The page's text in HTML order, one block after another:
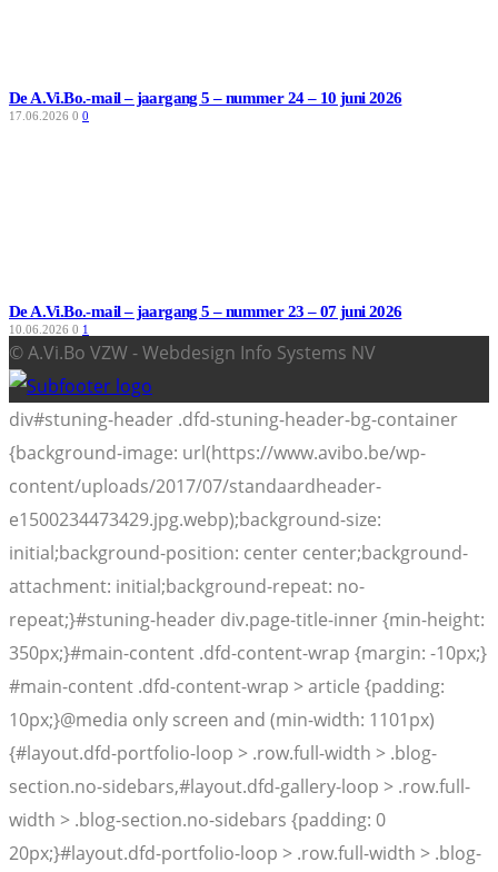
De A.Vi.Bo.-mail – jaargang 5 – nummer 24 – 10 juni 2026
17.06.2026 0 0
De A.Vi.Bo.-mail – jaargang 5 – nummer 23 – 07 juni 2026
10.06.2026 0 1
© A.Vi.Bo VZW - Webdesign Info Systems NV
div#stuning-header .dfd-stuning-header-bg-container
{background-image: url(https://www.avibo.be/wp-
content/uploads/2017/07/standaardheader-
e1500234473429.jpg.webp);background-size:
initial;background-position: center center;background-
attachment: initial;background-repeat: no-
repeat;}#stuning-header div.page-title-inner {min-height:
350px;}#main-content .dfd-content-wrap {margin: -10px;}
#main-content .dfd-content-wrap > article {padding:
10px;}@media only screen and (min-width: 1101px)
{#layout.dfd-portfolio-loop > .row.full-width > .blog-
section.no-sidebars,#layout.dfd-gallery-loop > .row.full-
width > .blog-section.no-sidebars {padding: 0
20px;}#layout.dfd-portfolio-loop > .row.full-width > .blog-